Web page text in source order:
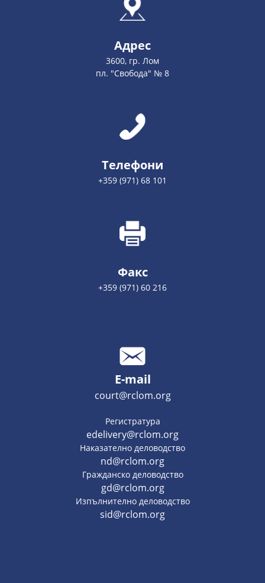
Адрес
3600, гр. Лом
пл. "Свобода" № 8
Телефони
+359 (971) 68 101
Факс
+359 (971) 60 216
E-mail
court@rclom.org
Регистратура
edelivery@rclom.org
Наказателно деловодство
nd@rclom.org
Гражданско деловодство
gd@rclom.org
Изпълнително деловодство
sid@rclom.org